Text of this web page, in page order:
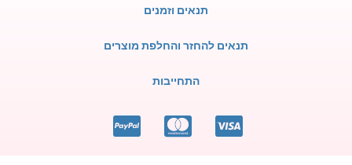
תנאים וזמנים
תנאים להחזר והחלפת מוצרים
התחייבות